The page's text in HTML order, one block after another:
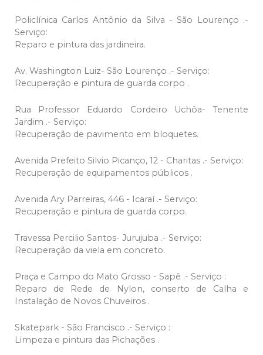
Policlínica Carlos Antônio da Silva - São Lourenço .-
Serviço:
Reparo e pintura das jardineira.
Av. Washington Luiz- São Lourenço .- Serviço:
Recuperação e pintura de guarda corpo .
Rua Professor Eduardo Cordeiro Uchôa- Tenente
Jardim .- Serviço:
Recuperação de pavimento em bloquetes.
Avenida Prefeito Silvio Picanço, 12 - Charitas .- Serviço:
Recuperação de equipamentos públicos .
Avenida Ary Parreiras, 446 - Icaraí .- Serviço:
Recuperação e pintura de guarda corpo.
Travessa Percilio Santos- Jurujuba .- Serviço:
Recuperação da viela em concreto.
Praça e Campo do Mato Grosso - Sapê .- Serviço :
Reparo de Rede de Nylon, conserto de Calha e
Instalação de Novos Chuveiros .
Skatepark - São Francisco .- Serviço :
Limpeza e pintura das Pichações .